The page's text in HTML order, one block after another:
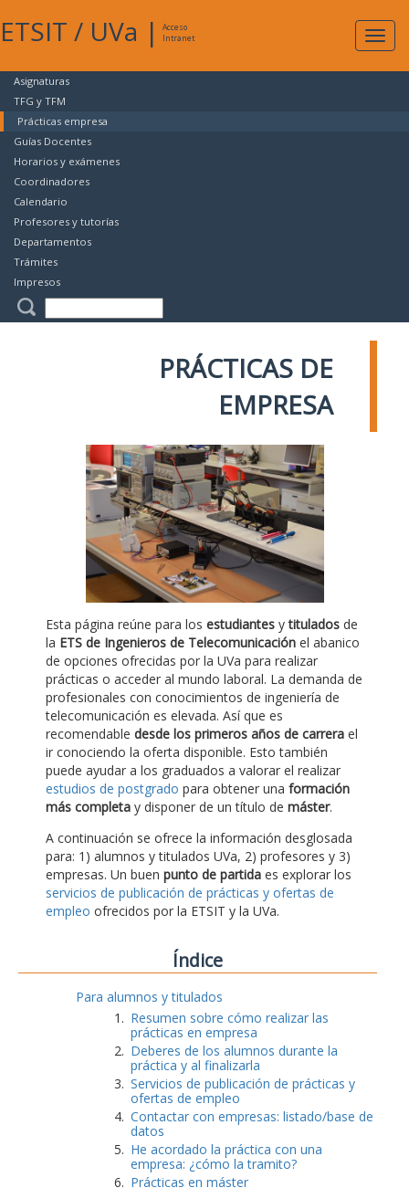
ETSIT / UVa |
Acceso
Intranet
Asignaturas
TFG y TFM
Prácticas empresa
Guías Docentes
Horarios y exámenes
Coordinadores
Calendario
Profesores y tutorías
Departamentos
Trámites
Impresos
PRÁCTICAS DE
EMPRESA
Esta página reúne para los estudiantes ytitulados de
la ETS de Ingenieros de Telecomunicación el abanico
de opciones ofrecidas por la UVa para realizar
prácticas o acceder al mundo laboral. La demanda de
profesionales con conocimientos de ingeniería de
telecomunicación es elevada. Así que es
recomendable desde los primeros años de carrera el
ir conociendo la oferta disponible. Esto también
puede ayudar a los graduados a valorar el realizar
estudios de postgrado para obtener una formación
más completa y disponer de un título de máster.
A continuación se ofrece la información desglosada
para: 1) alumnos y titulados UVa, 2) profesores y 3)
empresas. Un buen punto de partida es explorar los
servicios de publicación de prácticas y ofertas de
empleo ofrecidos por la ETSIT y la UVa.
Índice
Para alumnos y titulados
Resumen sobre cómo realizar las
prácticas en empresa
Deberes de los alumnos durante la
práctica y al finalizarla
Servicios de publicación de prácticas y
ofertas de empleo
Contactar con empresas: listado/base de
datos
He acordado la práctica con una
empresa: ¿cómo la tramito?
Prácticas en máster